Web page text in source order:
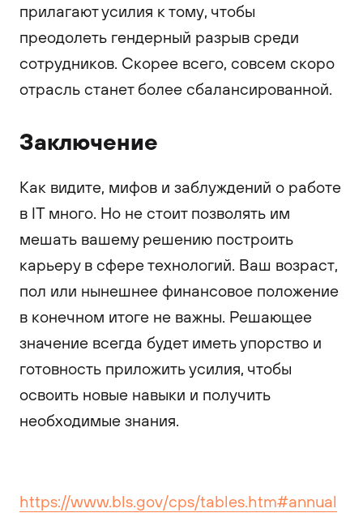
прилагают усилия к тому, чтобы
преодолеть гендерный разрыв среди
сотрудников. Скорее всего, совсем скоро
отрасль станет более сбалансированной.
Заключение
Как видите, мифов и заблуждений о работе
в IT много. Но не стоит позволять им
мешать вашему решению построить
карьеру в сфере технологий. Ваш возраст,
пол или нынешнее финансовое положение
в конечном итоге не важны. Решающее
значение всегда будет иметь упорство и
готовность приложить усилия, чтобы
освоить новые навыки и получить
необходимые знания.
https://www.bls.gov/cps/tables.htm#annual